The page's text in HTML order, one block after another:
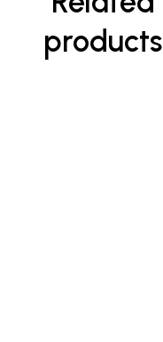
products